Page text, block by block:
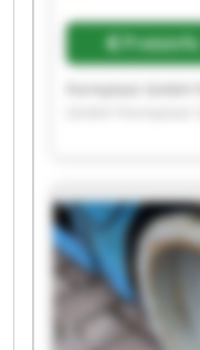
Preisinfo
Formplast
Formplast
GmbH Formplast
Formplast GmbH
GmbH Formplast